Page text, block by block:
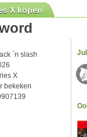
X kopen
`n slash
X
bekeken